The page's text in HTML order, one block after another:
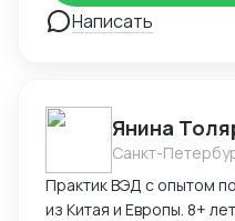
Написать
Янина
Санкт-
Практик ВЭД с опытом
из Китая и Европы. 8+